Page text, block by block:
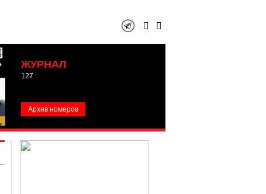
ЖУРНАЛ
127
Архив номеров